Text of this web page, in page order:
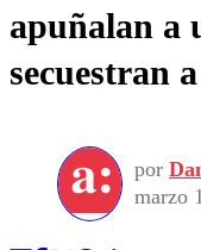
apuñalan a
secuestran
por
marzo